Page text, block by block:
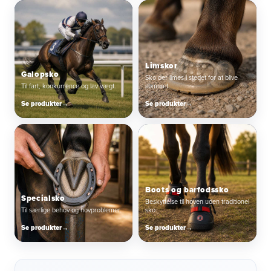
Galopsko
Til fart, konkurrence og lav vægt.
Se produkter→
Limskor
Sko der limes i stedet for at blive
sømmet.
Se produkter→
Specialsko
Til særlige behov og hovproblemer.
Se produkter→
Boots og barfodssko
Beskyttelse til hoven uden traditionel
sko.
Se produkter→